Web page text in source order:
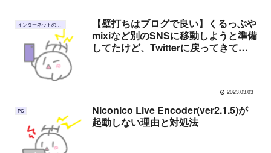
インターネットのこと
【壁打ちはブログで良い】くるっぷや
mixiなど別のSNSに移動しようと準備
してたけど、Twitterに戻ってきてし
2023.03.03
PC
Niconico Live Encoder(ver2.1.5)が
起動しない理由と対処法